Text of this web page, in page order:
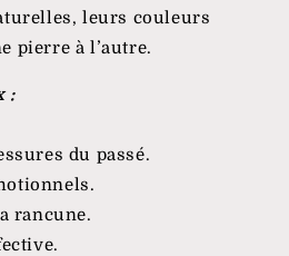
leurs couleurs
pierre à l’autre.
:
du passé.
rancune.